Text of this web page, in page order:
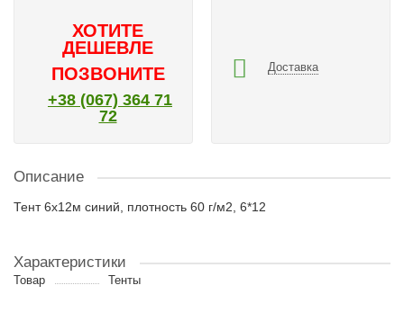
ХОТИТЕ
ДЕШЕВЛЕ
ПОЗВОНИТЕ
+38 (067) 364 71
72
Доставка
Описание
Тент 6x12м синий, плотность 60 г/м2, 6*12
Характеристики
Товар Тенты